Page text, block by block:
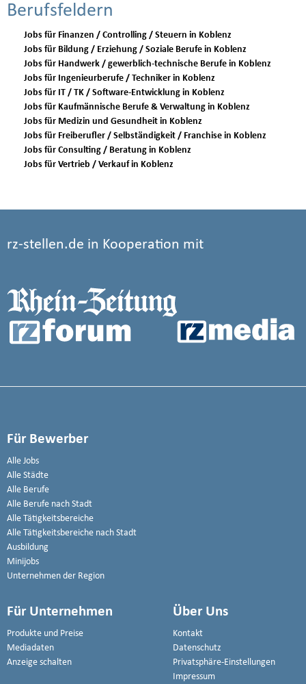
Berufsfeldern
Jobs für Finanzen / Controlling / Steuern in Koblenz
Jobs für Bildung / Erziehung / Soziale Berufe in Koblenz
Jobs für Handwerk / gewerblich-technische Berufe in Koblenz
Jobs für Ingenieurberufe / Techniker in Koblenz
Jobs für IT / TK / Software-Entwicklung in Koblenz
Jobs für Kaufmännische Berufe & Verwaltung in Koblenz
Jobs für Medizin und Gesundheit in Koblenz
Jobs für Freiberufler / Selbständigkeit / Franchise in Koblenz
Jobs für Consulting / Beratung in Koblenz
Jobs für Vertrieb / Verkauf in Koblenz
rz-stellen.de in Kooperation mit
Für Bewerber
Alle Jobs
Alle Städte
Alle Berufe
Alle Berufe nach Stadt
Alle Tätigkeitsbereiche
Alle Tätigkeitsbereiche nach Stadt
Ausbildung
Minijobs
Unternehmen der Region
Für Unternehmen
Produkte und Preise
Mediadaten
Anzeige schalten
Über Uns
Kontakt
Datenschutz
Privatsphäre-Einstellungen
Impressum